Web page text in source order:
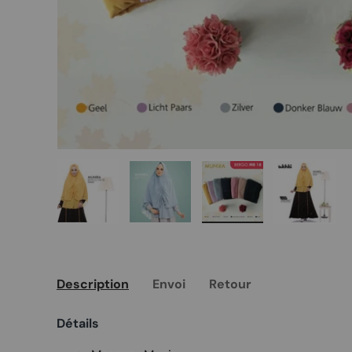
Description Envoi Retour
Détails